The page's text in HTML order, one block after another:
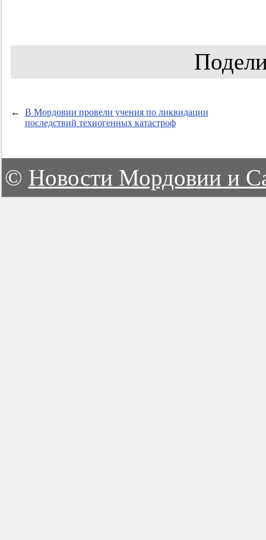
←
В Мордовии провели учения по ликвидации
последствий техногенных катастроф
© Новости Мордовии и